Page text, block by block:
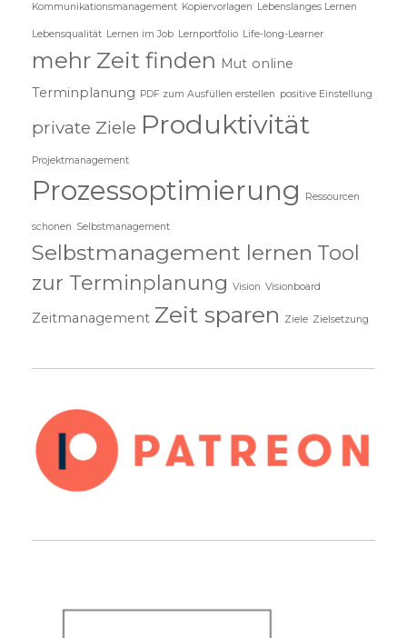
Kommunikationsmanagement Kopiervorlagen Lebenslanges Lernen
Lebensqualität Lernen im Job Lernportfolio Life-long-Learner
mehr Zeit finden Mut online
Terminplanung PDF zum Ausfüllen erstellen positive Einstellung
private Ziele Produktivität
Projektmanagement
Prozessoptimierung Ressourcen
schonen Selbstmanagement
Selbstmanagement lernen Tool
zur Terminplanung Vision Visionboard
Zeitmanagement Zeit sparen Ziele Zielsetzung